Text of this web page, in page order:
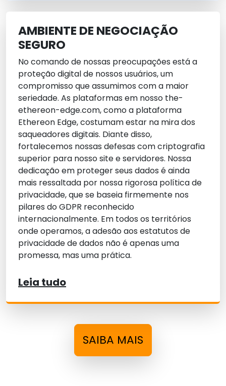
AMBIENTE DE NEGOCIAÇÃO
SEGURO
No comando de nossas preocupações está a
proteção digital de nossos usuários, um
compromisso que assumimos com a maior
seriedade. As plataformas em nosso the-
ethereon-edge.com, como a plataforma
Ethereon Edge, costumam estar na mira dos
saqueadores digitais. Diante disso,
fortalecemos nossas defesas com criptografia
superior para nosso site e servidores. Nossa
dedicação em proteger seus dados é ainda
mais ressaltada por nossa rigorosa política de
privacidade, que se baseia firmemente nos
pilares do GDPR reconhecido
internacionalmente. Em todos os territórios
onde operamos, a adesão aos estatutos de
privacidade de dados não é apenas uma
promessa, mas uma prática.
Leia tudo
SAIBA MAIS